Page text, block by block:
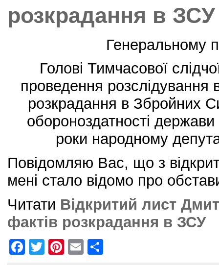
розкрадання в ЗСУ
Генеральному
Голові Тимчасової
проведення розслідування
розкрадання в Збройних
обороноздатності
роки народному
Повідомляю Вас, що з
мені стало відомо про
Читати Відкритий лист
фактів розкрадання в ЗСУ
F
T
Pi
E